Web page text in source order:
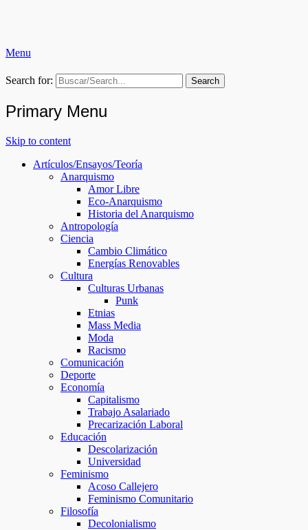
Menu
Ruptura Colectiva (RC)
Search for:
Primary Menu
Skip to content
Artículos/Ensayos/Teoría
Anarquismo
Amor Libre
Eco-Anarquismo
Historia del Anarquismo
Antropología
Ciencia
Cambio Climático
Energías Renovables
Cultura
Culturas Urbanas
Punk
Etnias
Mass Media
Moda
Racismo
Comunicación
Deporte
Economía
Capitalismo
Trabajo Asalariado
Precarización Laboral
Educación
Descolarización
Universidad
Feminismo
Acoso Callejero
Feminismo Comunitario
Filosofía
Decolonialismo